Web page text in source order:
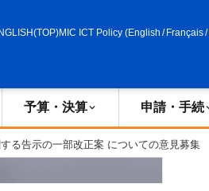
MIC ICT Policy (English / Français/
予算・決算 申請・手続
る告示の一部改正案 についての意見募集